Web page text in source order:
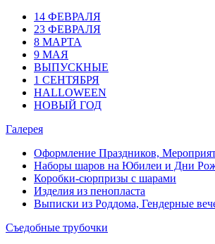
14 ФЕВРАЛЯ
23 ФЕВРАЛЯ
8 МАРТА
9 МАЯ
ВЫПУСКНЫЕ
1 СЕНТЯБРЯ
HALLOWEEN
НОВЫЙ ГОД
Галерея
Оформление Праздников,
Наборы шаров на Юбилеи и Дни
Коробки-сюрпризы с шарами
Изделия из пенопласта
Выписки из Роддома, Гендерные
Съедобные трубочки